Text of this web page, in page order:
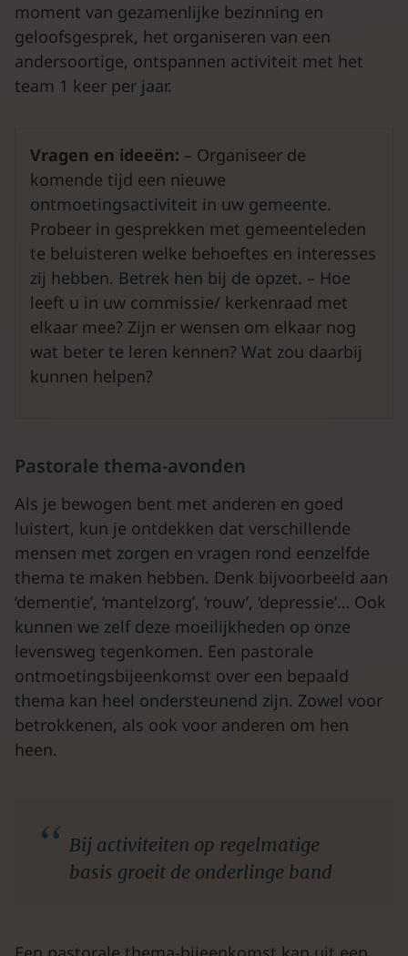
moment van gezamenlijke bezinning en
geloofsgesprek, het organiseren van een
andersoortige, ontspannen activiteit met het
team 1 keer per jaar.
Vragen en ideeën: – Organiseer de
komende tijd een nieuwe
ontmoetingsactiviteit in uw gemeente.
Probeer in gesprekken met gemeenteleden
te beluisteren welke behoeftes en interesses
zij hebben. Betrek hen bij de opzet. – Hoe
leeft u in uw commissie/ kerkenraad met
elkaar mee? Zijn er wensen om elkaar nog
wat beter te leren kennen? Wat zou daarbij
kunnen helpen?
Pastorale thema-avonden
Als je bewogen bent met anderen en goed
luistert, kun je ontdekken dat verschillende
mensen met zorgen en vragen rond eenzelfde
thema te maken hebben. Denk bijvoorbeeld aan
‘dementie’, ‘mantelzorg’, ‘rouw’, ‘depressie’… Ook
kunnen we zelf deze moeilijkheden op onze
levensweg tegenkomen. Een pastorale
ontmoetingsbijeenkomst over een bepaald
thema kan heel ondersteunend zijn. Zowel voor
betrokkenen, als ook voor anderen om hen
heen.
Bij activiteiten op regelmatige
basis groeit de onderlinge band